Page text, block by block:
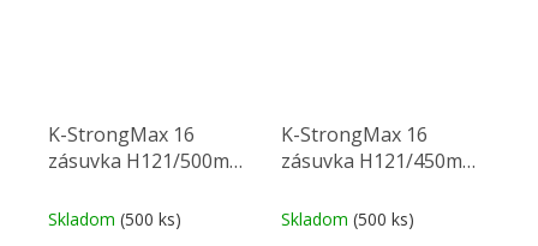
K-StrongMax 16
zásuvka H121/500mm
Skladom (500 ks)
K-StrongMax 16
zásuvka H121/450mm
Skladom (500 ks)